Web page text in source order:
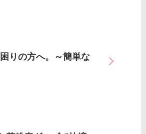
りの方へ。～簡単な